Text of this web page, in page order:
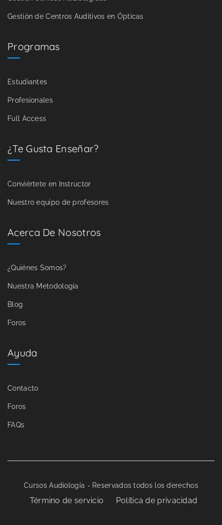
Gestión de Centros Auditivos en Ópticas
Programas
Estudiantes
Profesionales
Full Access
¿Te Gusta Enseñar?
Conviértete en Instructor
Nuestro equipo de profesores
Acerca De Nosotros
¿Quiénes Somos?
Nuestra Metodología
Blog
Foros
Ayuda
Contacto
Foros
FAQs
Cursos Audiología - Reservados todos los derechos
Término de servicio Política de privacidad